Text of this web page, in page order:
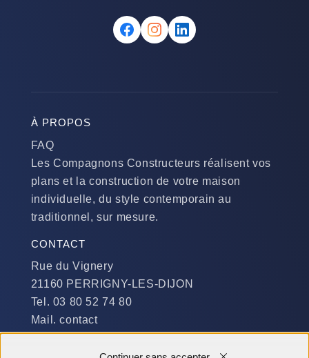
À PROPOS
FAQ
Les Compagnons Constructeurs réalisent vos
plans et la construction de votre maison
individuelle, du style contemporain au
traditionnel, sur mesure.
CONTACT
Rue du Vignery
21160 PERRIGNY-LES-DIJON
Tel. 03 80 52 74 80
Mail. contact